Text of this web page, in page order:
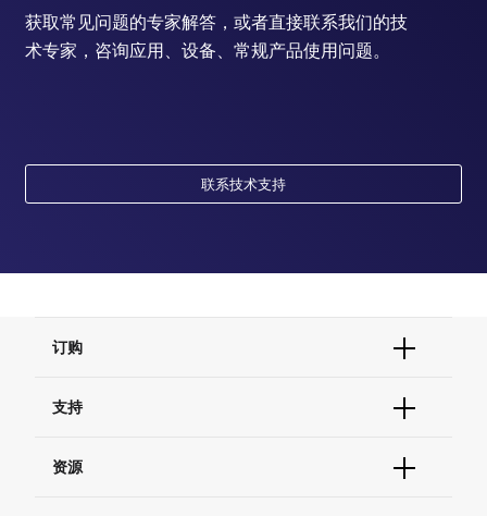
获取常见问题的专家解答，或者直接联系我们的技
术专家，咨询应用、设备、常规产品使用问题。
联系技术支持
订购
订单支持
现货供应中心
支持
联系我们 - 400 820 8982
资源